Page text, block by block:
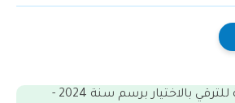
النتائج النهائية للترقي بالاختيار برسم سنة 2024 -